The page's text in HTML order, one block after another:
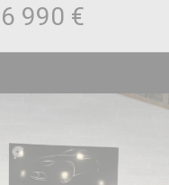
6 990 €